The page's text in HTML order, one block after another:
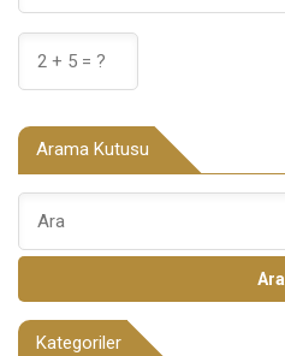
Arama Kutusu
Ara
Kategoriler